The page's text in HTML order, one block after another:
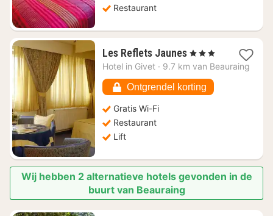
Restaurant
Les Reflets Jaunes1
nacht
€
63,28
, 3 Sterren
Hotel in Givet · 9.7 km van Beauraing
Ontgrendel korting
Gratis Wi-Fi
Restaurant
Lift
Wij hebben 2 alternatieve hotels gevonden in de
buurt van Beauraing